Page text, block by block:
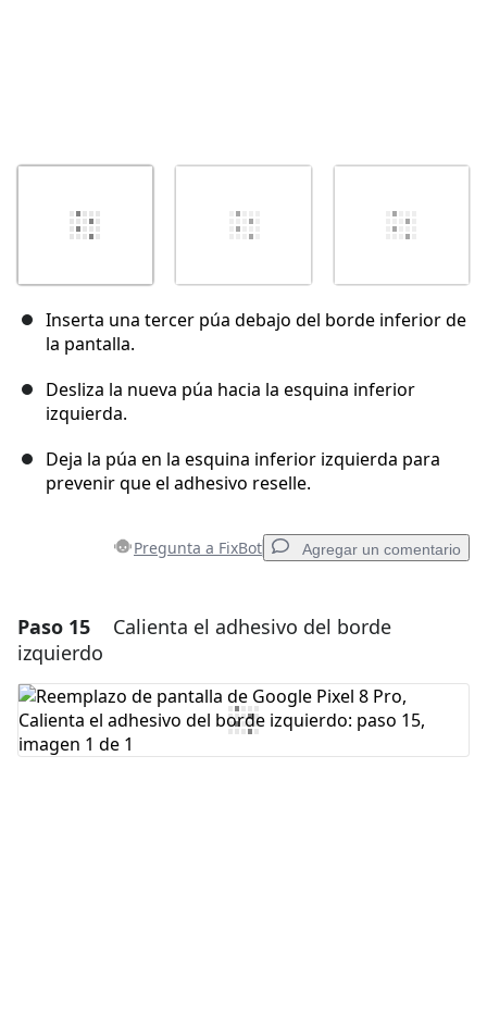
Inserta una tercer púa debajo del borde inferior de
la pantalla.
Desliza la nueva púa hacia la esquina inferior
izquierda.
Deja la púa en la esquina inferior izquierda para
prevenir que el adhesivo reselle.
Pregunta a FixBot Agregar un comentario
Agregar un comentario
Agregar Comentario
Paso 15
Calienta el adhesivo del borde
izquierdo